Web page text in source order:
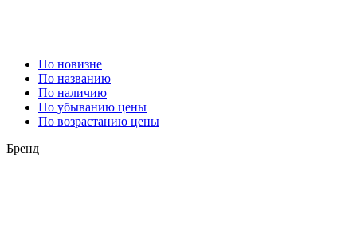
По новизне
По названию
По наличию
По убыванию цены
По возрастанию цены
Бренд